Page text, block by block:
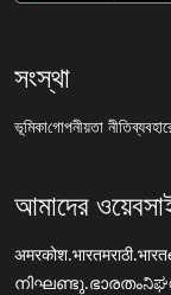
সংস্থা
ভূমিকাগোপনীয়তা নীতি
আমাদের
अमरकोश.भारतमराठी.भारत
നിഘണ്ടു.ഭാരതം